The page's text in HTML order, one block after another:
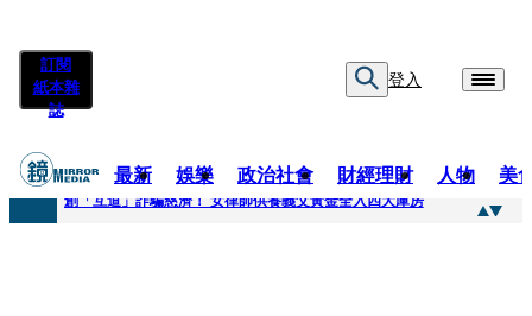
訂閱
紙本雜
誌
登入
最新 娛樂 政治社會 財經理財 人物 美
快訊
創「互道」詐騙慈濟！ 女律師供養義父黃金全入四大庫房